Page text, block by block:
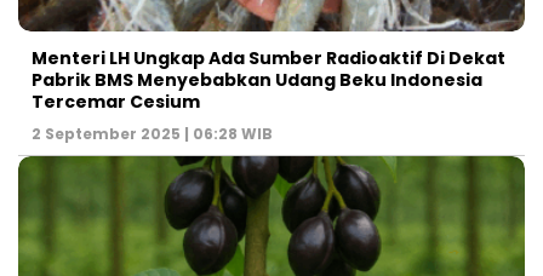
Menteri LH Ungkap Ada Sumber Radioaktif Di Dekat
Pabrik BMS Menyebabkan Udang Beku Indonesia
Tercemar Cesium
2 September 2025 | 06:28 WIB